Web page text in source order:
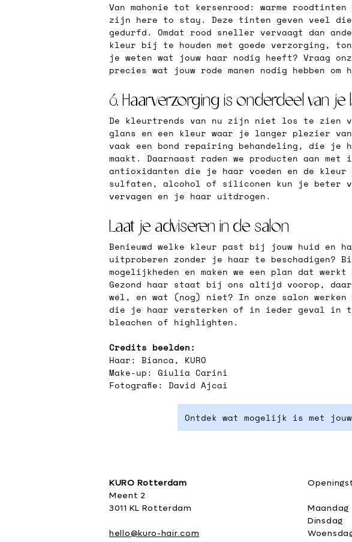
Van mahonie tot kersenrood: warme
zijn here to stay. Deze tinten geven veel
gedurfd. Omdat rood sneller vervaagt dan
kleur bij te houden met goede verzorging,
je weten wat jouw haar nodig heeft? Vraag
precies wat jouw rode manen nodig hebben
6. Haarverzorging is onderdeel van je
De kleurtrends van nu zijn niet los te zien
glans en een kleur waar je langer plezier
vaak een bond repairing behandeling, die je
maakt. Daarnaast raden we producten aan
antioxidanten die je haar voeden en de kleur
sulfaten, alcohol of siliconen kun je beter
vervagen en je haar uitdrogen.
Laat je adviseren in de salon
Benieuwd welke kleur past bij jouw huid en
uitproberen zonder je haar te beschadigen?
mogelijkheden en maken we een plan dat
Gezond haar staat bij ons altijd voorop,
wél, en wat (nog) niet? In onze salon werken
die je haar versterken of in ieder geval in
bleachen of highlighten.
Credits beelden:
Haar: Bianca, KURO
Make-up: Giulia Carini
Fotografie: David Ajcai
Ontdek wat mogelijk is met
KURO Rotterdam
Meent 2
3011 KL Rotterdam
hello@kuro-hair.com